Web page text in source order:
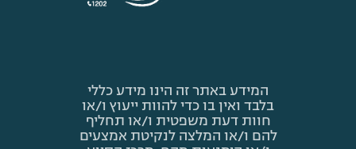
המידע באתר זה הינו מידע כללי
בלבד ואין בו כדי להוות ייעוץ ו/או
חוות דעת משפטית ו/או תחליף
להם ו/או המלצה לנקיטת אמצעים